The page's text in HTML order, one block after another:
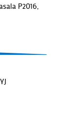
P2016,